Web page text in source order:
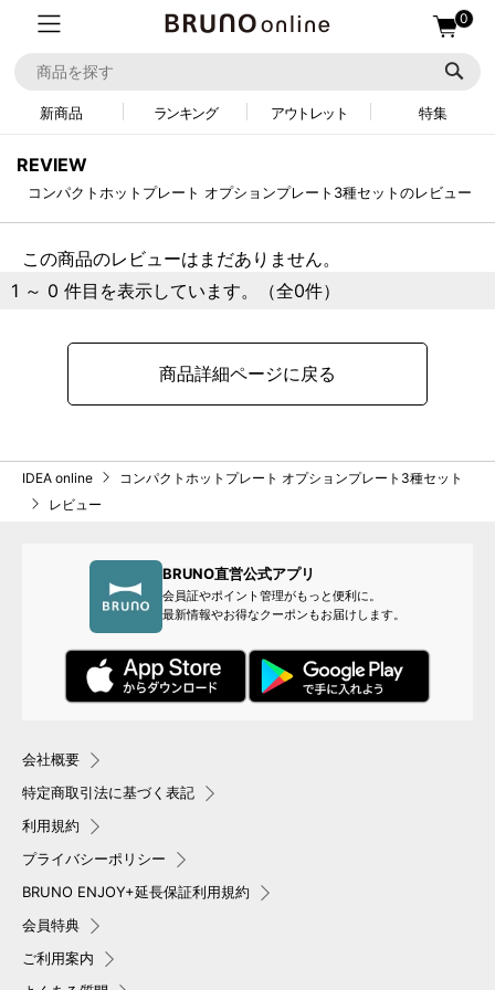
0
新商品 ランキング アウトレット 特集
REVIEW
コンパクトホットプレート オプションプレート3種セットのレビュー
この商品のレビューはまだありません。
1 ～ 0 件目を表示しています。（全0件）
商品詳細ページに戻る
IDEA online
コンパクトホットプレート オプションプレート3種セット
レビュー
BRUNO直営公式アプリ
会員証やポイント管理がもっと便利に。
最新情報やお得なクーポンもお届けします。
会社概要
特定商取引法に基づく表記
利用規約
プライバシーポリシー
BRUNO ENJOY+延長保証利用規約
会員特典
ご利用案内